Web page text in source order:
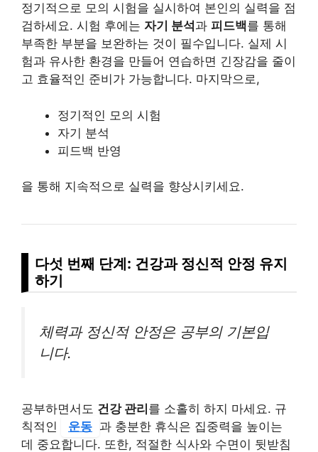
정기적으로 모의 시험을 실시하여 본인의 실력을 점
검하세요. 시험 후에는 자기 분석 과 피드백를 통해
부족한 부분을 보완하는 것이 필수입니다. 실제 시
험과 유사한 환경을 만들어 연습하면 긴장감을 줄이
고 효율적인 준비가 가능합니다. 마지막으로,
정기적인 모의 시험
자기 분석
피드백 반영
을 통해 지속적으로 실력을 향상시키세요.
다섯 번째 단계: 건강과 정신적 안정 유지
하기
체력과 정신적 안정은 공부의 기본입
니다.
공부하면서도 건강 관리를 소홀히 하지 마세요. 규
칙적인
운동 과 충분한 휴식은 집중력을 높이는
데 중요합니다. 또한, 적절한 식사와 수면이 뒷받침